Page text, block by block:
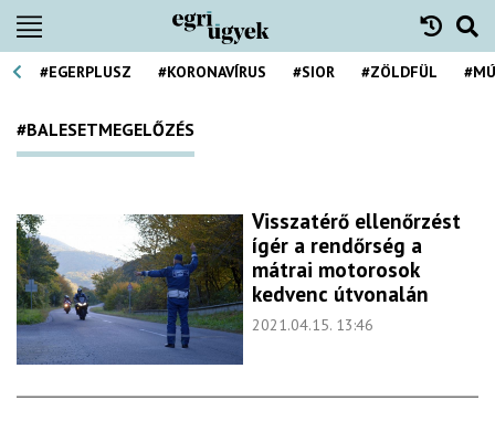
#EGERPLUSZ #KORONAVÍRUS #SIOR #ZÖLDFÜL
#BALESETMEGELŐZÉS
Visszatérő ellenőrzést
ígér a rendőrség a
mátrai motorosok
kedvenc útvonalán
2021.04.15. 13:46